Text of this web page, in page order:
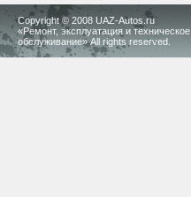
Copyright © 2008 UAZ-Autos.ru
«Ремонт, эксплуатация и техническое
обслуживание» All rights reserved.